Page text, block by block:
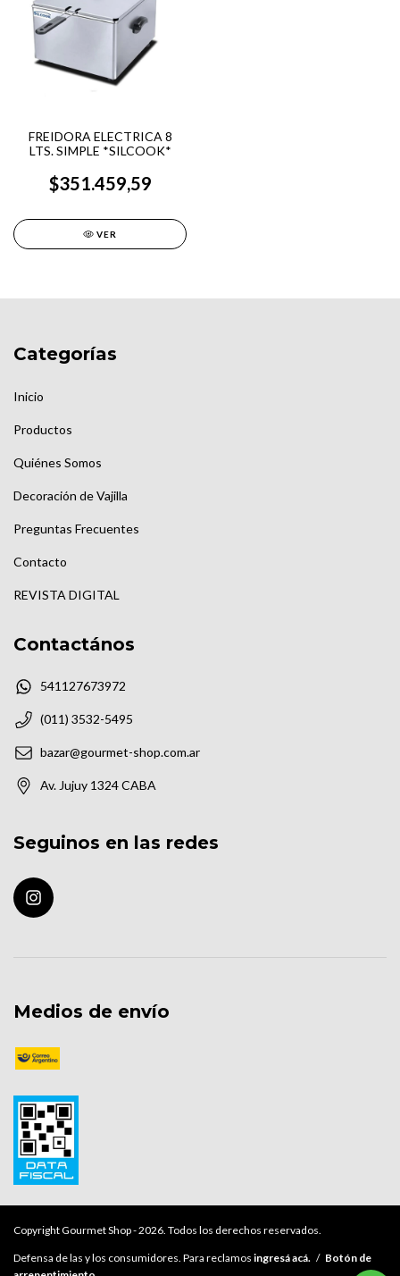
FREIDORA ELECTRICA 8
LTS. SIMPLE *SILCOOK*
$351.459,59
VER
Categorías
Inicio
Productos
Quiénes Somos
Decoración de Vajilla
Preguntas Frecuentes
Contacto
REVISTA DIGITAL
Contactános
541127673972
(011) 3532-5495
bazar@gourmet-shop.com.ar
Av. Jujuy 1324 CABA
Seguinos en las redes
Medios de envío
Copyright Gourmet Shop - 2026. Todos los derechos reservados.
Defensa de las y los consumidores. Para reclamos ingresá acá. / Botón de